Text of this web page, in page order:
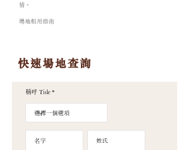
情。
場地租用指南
快速場地查詢
稱呼 Title